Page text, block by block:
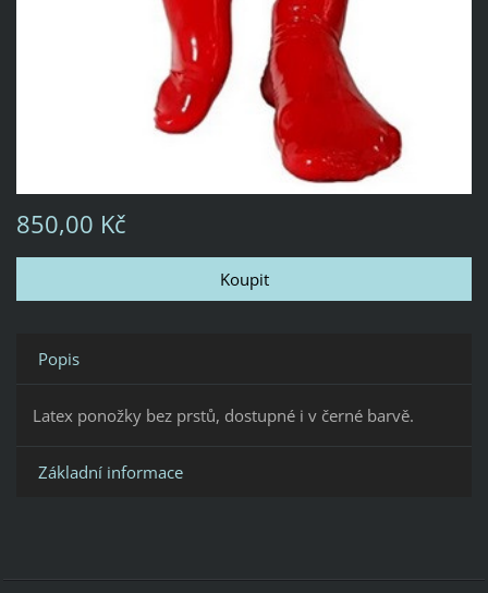
850,00 Kč
Popis
Latex ponožky bez prstů, dostupné i v černé barvě.
Základní informace